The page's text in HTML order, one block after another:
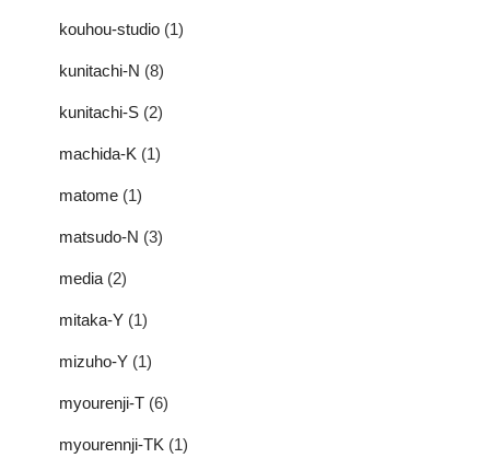
kouhou-studio (1)
kunitachi-N (8)
kunitachi-S (2)
machida-K (1)
matome (1)
matsudo-N (3)
media (2)
mitaka-Y (1)
mizuho-Y (1)
myourenji-T (6)
myourennji-TK (1)